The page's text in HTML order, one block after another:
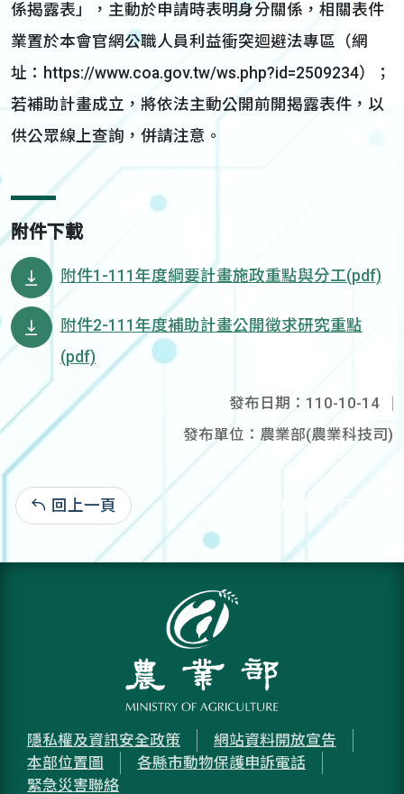
係揭露表」，主動於申請時表明身分關係，相關表件
業置於本會官網公職人員利益衝突迴避法專區（網
址：https://www.coa.gov.tw/ws.php?id=2509234）；
若補助計畫成立，將依法主動公開前開揭露表件，以
供公眾線上查詢，併請注意。
附件下載
附件1-111年度綱要計畫施政重點與分工(pdf)
附件2-111年度補助計畫公開徵求研究重點
(pdf)
發布日期：110-10-14
發布單位：農業部(農業科技司)
回上一頁 110-10-14:8,477
隱私權及資訊安全政策
網站資料開放宣告
本部位置圖
各縣市動物保護申訴電話
緊急災害聯絡